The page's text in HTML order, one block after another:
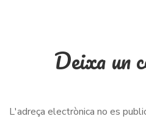
Deixa un
L'adreça electrònica no es